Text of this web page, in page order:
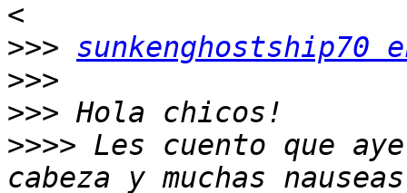
>>> sunkenghostship70
>>>
>>>
>>>> Les cuento que